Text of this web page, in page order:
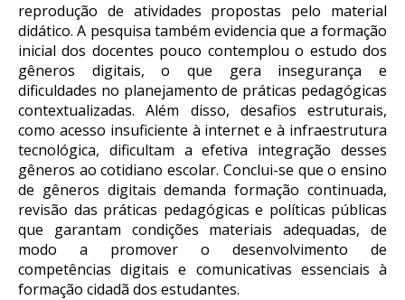
reprodução de atividades propostas pelo material
didático. A pesquisa também evidencia que a formação
inicial dos docentes pouco contemplou o estudo dos
gêneros digitais, o que gera insegurança e
dificuldades no planejamento de práticas pedagógicas
contextualizadas. Além disso, desafios estruturais,
como acesso insuficiente à internet e à infraestrutura
tecnológica, dificultam a efetiva integração desses
gêneros ao cotidiano escolar. Conclui-se que o ensino
de gêneros digitais demanda formação continuada,
revisão das práticas pedagógicas e políticas públicas
que garantam condições materiais adequadas, de
modo a promover o desenvolvimento de
competências digitais e comunicativas essenciais à
formação cidadã dos estudantes.